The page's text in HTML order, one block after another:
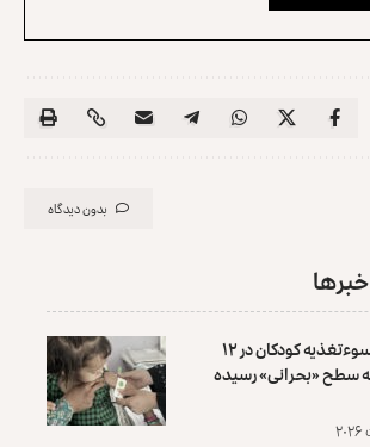
بدون دیدگاه
برنامه جهانی غذا: سوءتغذیه کودکان در ۱۲
سطح «بحرانی» رسیده